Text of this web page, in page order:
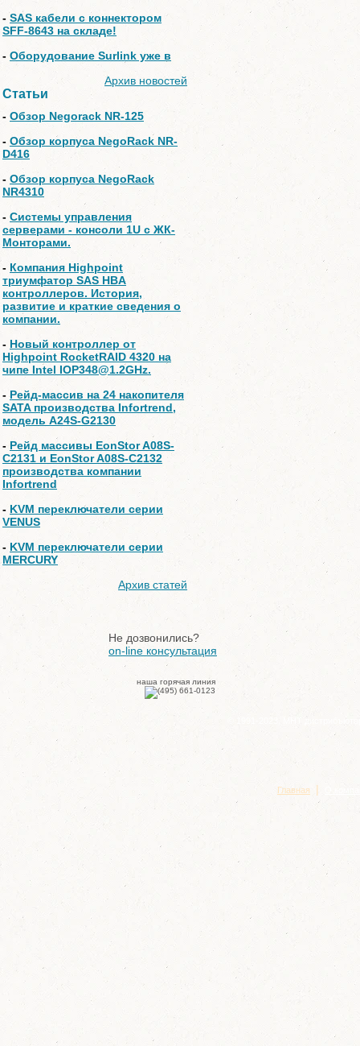
- SAS кабели с коннектором
SFF-8643 на складе!
- Оборудование Surlink уже в
Архив новостей
Статьи
- Обзор Negorack NR-125
- Обзор корпуса NegoRack NR-
D416
- Обзор корпуса NegoRack
NR4310
- Системы управления
серверами - консоли 1U с ЖК-
Монторами.
- Компания Highpoint
триумфатор SAS HBA
контроллеров. История,
развитие и краткие сведения о
компании.
- Новый контроллер от
Highpoint RocketRAID 4320 на
чипе Intel IOP348@1.2GHz.
-Рейд-массив на 24 накопителя
SATA производства Infortrend,
модель A24S-G2130
- Рейд массивы EonStor A08S-
C2131 и EonStor A08S-C2132
производства компании
Infortrend
- KVM переключатели серии
VENUS
- KVM переключатели серии
MERCURY
Архив статей
Не дозвонились?
on-line консультация
наша горячая линия
Главная |